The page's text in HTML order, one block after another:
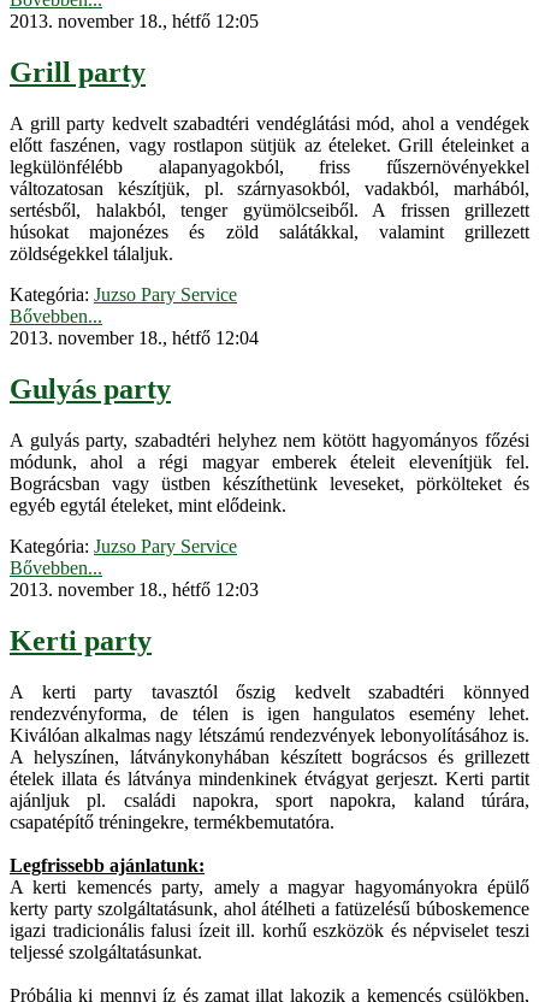
2013. november 18., hétfő 12:05
Grill party
A grill party kedvelt szabadtéri vendéglátási mód, ahol a vendégek
előtt faszénen, vagy rostlapon sütjük az ételeket. Grill ételeinket a
legkülönfélébb alapanyagokból, friss fűszernövényekkel
változatosan készítjük, pl. szárnyasokból, vadakból, marhából,
sertésből, halakból, tenger gyümölcseiből. A frissen grillezett
húsokat majonézes és zöld salátákkal, valamint grillezett
zöldségekkel tálaljuk.
Kategória: Juzso Pary Service
Bővebben...
2013. november 18., hétfő 12:04
Gulyás party
A gulyás party, szabadtéri helyhez nem kötött hagyományos főzési
módunk, ahol a régi magyar emberek ételeit elevenítjük fel.
Bográcsban vagy üstben készíthetünk leveseket, pörkölteket és
egyéb egytál ételeket, mint elődeink.
Kategória: Juzso Pary Service
Bővebben...
2013. november 18., hétfő 12:03
Kerti party
A kerti party tavasztól őszig kedvelt szabadtéri könnyed
rendezvényforma, de télen is igen hangulatos esemény lehet.
Kiválóan alkalmas nagy létszámú rendezvények lebonyolításához is.
A helyszínen, látványkonyhában készített bográcsos és grillezett
ételek illata és látványa mindenkinek étvágyat gerjeszt. Kerti partit
ajánljuk pl. családi napokra, sport napokra, kaland túrára,
csapatépítő tréningekre, termékbemutatóra.
Legfrissebb ajánlatunk:
A kerti kemencés party, amely a magyar hagyományokra épülő
kerty party szolgáltatásunk, ahol átélheti a fatüzelésű búboskemence
igazi tradicionális falusi ízeit ill. korhű eszközök és népviselet teszi
teljessé szolgáltatásunkat.
Próbálja ki mennyi íz és zamat illat lakozik a kemencés csülökben,